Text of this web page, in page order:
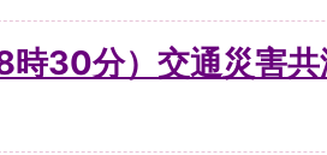
8時30分）交通災害